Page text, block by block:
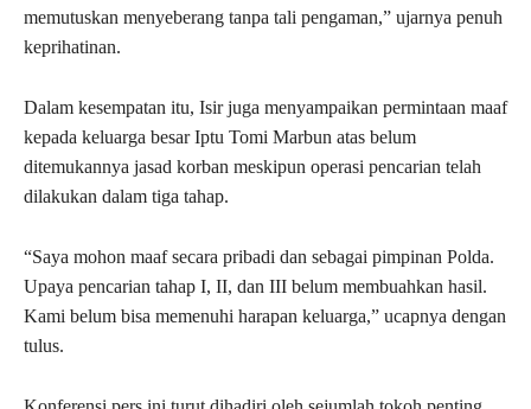
memutuskan menyeberang tanpa tali pengaman,” ujarnya penuh
keprihatinan.
Dalam kesempatan itu, Isir juga menyampaikan permintaan maaf
kepada keluarga besar Iptu Tomi Marbun atas belum
ditemukannya jasad korban meskipun operasi pencarian telah
dilakukan dalam tiga tahap.
“Saya mohon maaf secara pribadi dan sebagai pimpinan Polda.
Upaya pencarian tahap I, II, dan III belum membuahkan hasil.
Kami belum bisa memenuhi harapan keluarga,” ucapnya dengan
tulus.